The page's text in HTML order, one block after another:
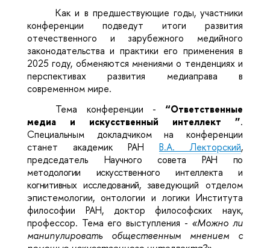
Как и в предшествующие годы, участники
конференции подведут итоги развития
отечественного и зарубежного медийного
законодательства и практики его применения в
2025 году, обменяются мнениями о тенденциях и
перспективах развития медиаправа в
современном мире.
Тема конференции - “Ответственные
медиа и искусственный интеллект ”.
Специальным докладчиком на конференции
станет академик РАН В.А. Лекторский,
председатель Научного совета РАН по
методологии искусственного интеллекта и
когнитивных исследований, заведующий отделом
эпистемологии, онтологии и логики Института
философии РАН, доктор философских наук,
профессор. Тема его выступления - «Можно ли
манипулировать общественным мнением с